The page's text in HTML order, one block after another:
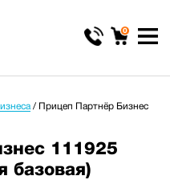
0
/ Прицеп Партнёр Бизнес
111925
базовая)